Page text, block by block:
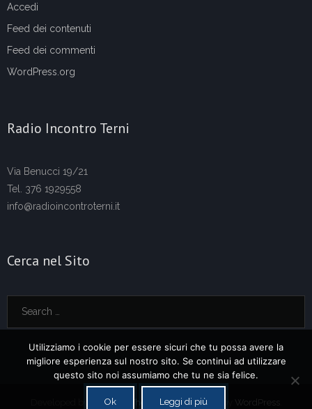
Accedi
Feed dei contenuti
Feed dei commenti
WordPress.org
Radio Incontro Terni
Via Benucci 19/21
Tel. 376 1929558
info@radioincontroterni.it
Cerca nel Sito
Think Up Themes Ltd. Powered by WordPress
Utilizziamo i cookie per essere sicuri che tu possa avere la
migliore esperienza sul nostro sito. Se continui ad utilizzare
questo sito noi assumiamo che tu ne sia felice.
Ok Leggi di più